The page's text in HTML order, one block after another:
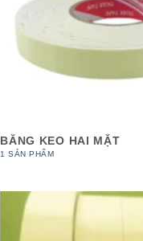
BĂNG KEO HAI MẶT
1 SẢN PHẨM